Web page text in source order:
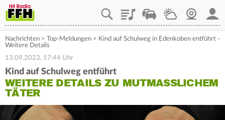
PlaylistStaupilotWetterWebcam
Nachrichten > Top-Meldungen > Kind auf Schulweg in Edenkoben entführt -
Weitere Details
13.09.2023, 17:44 Uhr
Kind auf Schulweg entführt
WEITERE DETAILS ZU MUTMASSLICHEM T
ÄTER